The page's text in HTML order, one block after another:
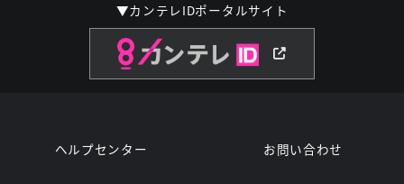
▼カンテレIDポータルサイト
ヘルプセンター お問い合わせ